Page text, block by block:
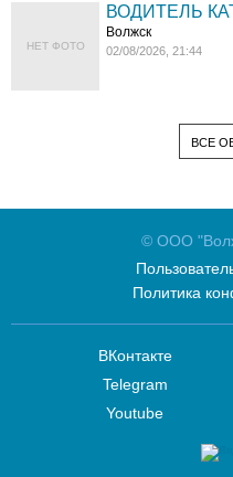
НЕТ ФОТО
ВОДИТЕЛЬ
Волжск
02/08/2026, 21:44
ВСЕ
© ООО
Политика
ВКонтакте
Telegram
Youtube